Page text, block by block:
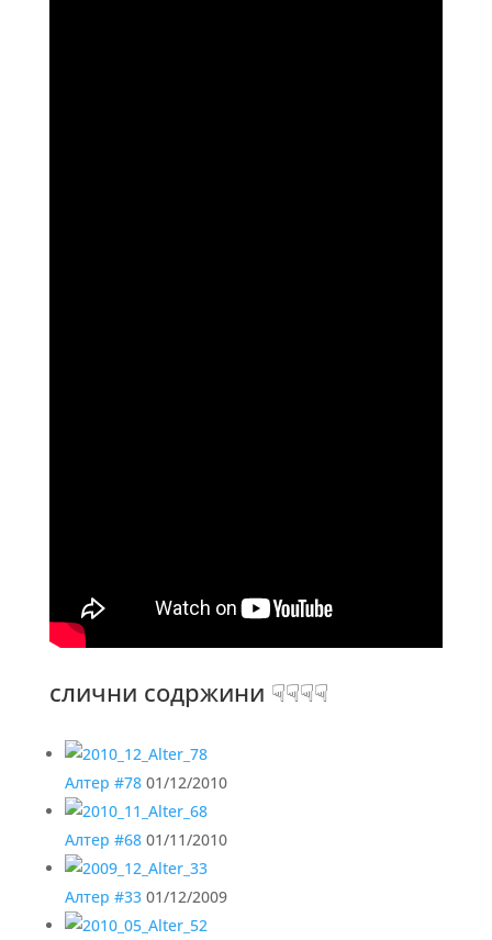
слични содржини ☟☟☟☟
Алтер #7801/12/2010
Алтер #6801/11/2010
Алтер #3301/12/2009